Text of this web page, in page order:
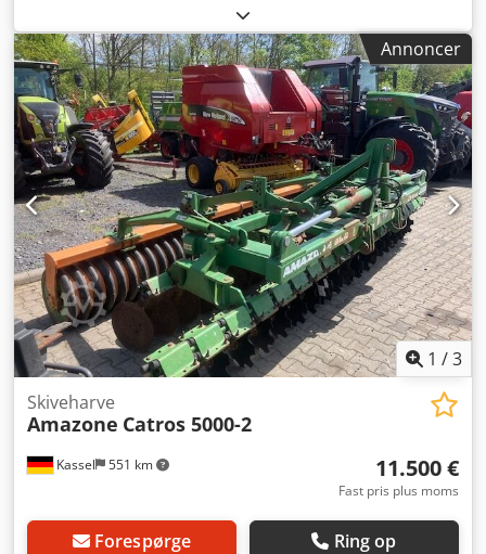
DSTS-valse, efterharve, belysning Dkodpfx Akjtpgths Eer
Annoncer
1 /3
Kassel 551 km
Skiveharve
Amazone Catros 5000-2
11.500 €
Fast pris plus moms
Forespørge Ring op